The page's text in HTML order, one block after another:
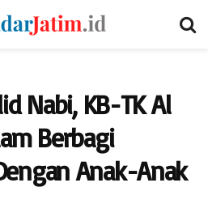
Nabi, KB-TK Al
Berbagi
Anak-Anak